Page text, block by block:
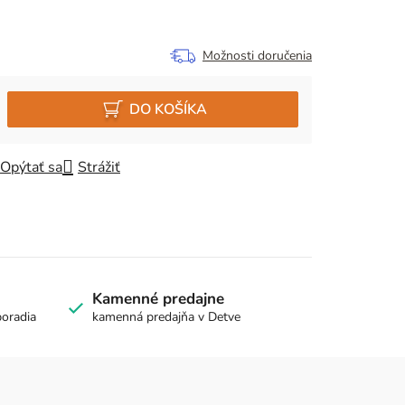
Možnosti doručenia
DO KOŠÍKA
Opýtať sa Strážiť
Kamenné predajne
kamenná predajňa v Detve